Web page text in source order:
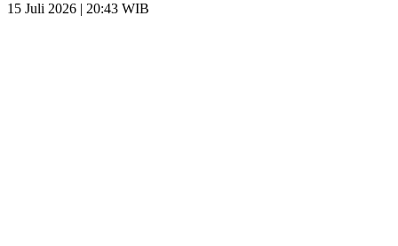
15 Juli 2026 | 20:43 WIB